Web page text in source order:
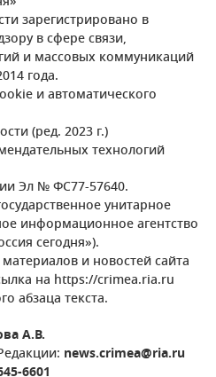
зарегистрировано в
в сфере связи,
и массовых коммуникаций
года.
и автоматического
(ред. 2023 г.)
технологий
Эл № ФС77-57640.
унитарное
информационное агентство
сегодня»).
и новостей сайта
на https://crimea.ria.ru
абзаца текста.
А.В.
news.crimea@ria.ru